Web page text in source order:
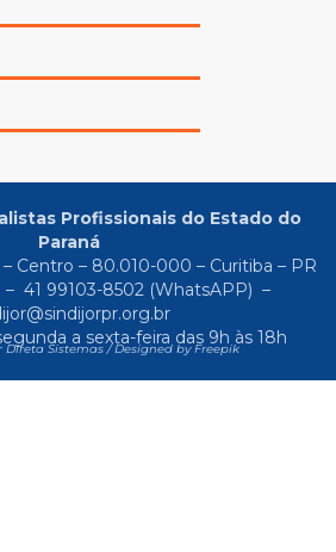
Profissionais do Estado do
Paraná
– Centro – 80.010-000 – Curitiba – PR
– 41 99103-8502(WhatsAPP) –
a sexta-feira das 9h às 18h
Direta Sistemas /Designed by Freepik